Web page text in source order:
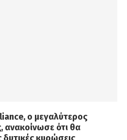
ο μεγαλύτερος
ανακοίνωσε ότι θα